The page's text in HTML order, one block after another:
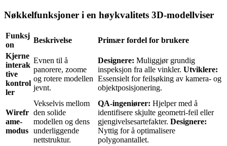
Nøkkelfunksjoner i en høykvalitets 3D-modellviser
Funksj
on
Beskrivelse
Primær fordel for brukere
Kjerne
interak
tive
kontrol
ler
Evnen til å
panorere, zoome
og rotere modellen
jevnt.
Designere: Muliggjør grundig
inspeksjon fra alle vinkler. Utviklere:
Essensielt for feilsøking av kamera- og
objektposisjonering.
Wirefr
ame-
modus
Vekselvis mellom
den solide
modellen og dens
underliggende
nettstruktur.
QA-ingeniører: Hjelper med å
identifisere skjulte geometri-feil eller
gjengivelsesartefakter. Designere:
Nyttig for å optimalisere
polygonantallet.